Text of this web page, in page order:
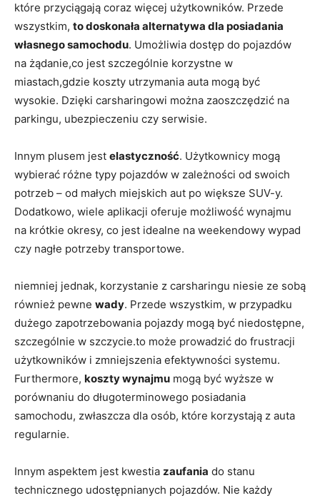
które przyciągają coraz więcej użytkowników. Przede
wszystkim, to doskonała alternatywa dla posiadania
własnego samochodu. Umożliwia dostęp do pojazdów
na żądanie,co jest szczególnie korzystne w
miastach,gdzie koszty utrzymania auta mogą być
wysokie. Dzięki carsharingowi można zaoszczędzić na
parkingu, ubezpieczeniu czy serwisie.
Innym plusem jest elastyczność. Użytkownicy mogą
wybierać różne typy pojazdów w zależności od swoich
potrzeb – od małych miejskich aut po większe SUV-y.
Dodatkowo, wiele aplikacji oferuje możliwość wynajmu
na krótkie okresy, co jest idealne na weekendowy wypad
czy nagłe potrzeby transportowe.
niemniej jednak, korzystanie z carsharingu niesie ze sobą
również pewne wady. Przede wszystkim, w przypadku
dużego zapotrzebowania pojazdy mogą być niedostępne,
szczególnie w szczycie.to może prowadzić do frustracji
użytkowników i zmniejszenia efektywności systemu.
Furthermore, koszty wynajmu mogą być wyższe w
porównaniu do długoterminowego posiadania
samochodu, zwłaszcza dla osób, które korzystają z auta
regularnie.
Innym aspektem jest kwestia zaufania do stanu
technicznego udostępnianych pojazdów. Nie każdy